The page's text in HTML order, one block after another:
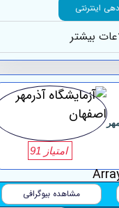
اینترنتی
بیشتر
امتیاز 91
مشاهده بیوگرافی